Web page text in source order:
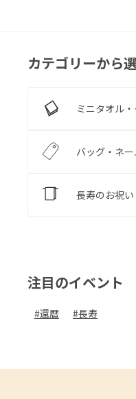
カテゴリーから
ミニタオル
バッグ・ネ
長寿のお祝い
注目のイベント
#還暦 #長寿